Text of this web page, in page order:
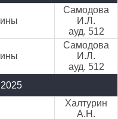
Самодова
И.Л.
ауд. 512
Самодова
И.Л.
ауд. 512
Халтурин
А.Н.